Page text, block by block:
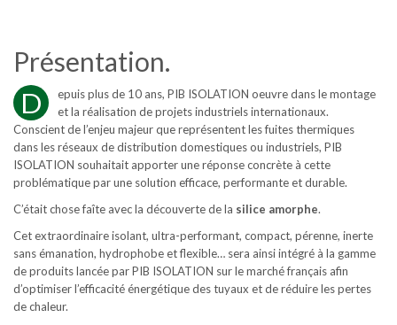
Présentation.
D
epuis plus de 10 ans, PIB ISOLATION oeuvre dans le montage
et la réalisation de projets industriels internationaux.
Conscient de l’enjeu majeur que représentent les fuites thermiques
dans les réseaux de distribution domestiques ou industriels, PIB
ISOLATION souhaitait apporter une réponse concrète à cette
problématique par une solution efficace, performante et durable.
C’était chose faîte avec la découverte de la silice amorphe.
Cet extraordinaire isolant, ultra-performant, compact, pérenne, inerte
sans émanation, hydrophobe et flexible… sera ainsi intégré à la gamme
de produits lancée par PIB ISOLATION sur le marché français afin
d’optimiser l’efficacité énergétique des tuyaux et de réduire les pertes
de chaleur.